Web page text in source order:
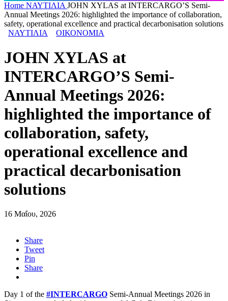
Home ΝΑΥΤΙΛΙΑ JOHN XYLAS at INTERCARGO’S Semi-
Annual Meetings 2026: highlighted the importance of collaboration,
safety, operational excellence and practical decarbonisation solutions
ΝΑΥΤΙΛΙΑ
ΟΙΚΟΝΟΜΙΑ
JOHN XYLAS at
INTERCARGO’S Semi-
Annual Meetings 2026:
highlighted the importance of
collaboration, safety,
operational excellence and
practical decarbonisation
solutions
16 Μαΐου, 2026
Share
Tweet
Pin
Share
Day 1 of the #INTERCARGO Semi-Annual Meetings 2026 in